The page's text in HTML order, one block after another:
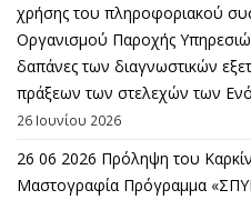
χρήσης του πληροφοριακού
Οργανισμού Παροχής
δαπάνες των διαγνωστικών
πράξεων των στελεχών των
26 Ιουνίου 2026
26 06 2026 Πρόληψη του
Μαστογραφία Πρόγραμμα